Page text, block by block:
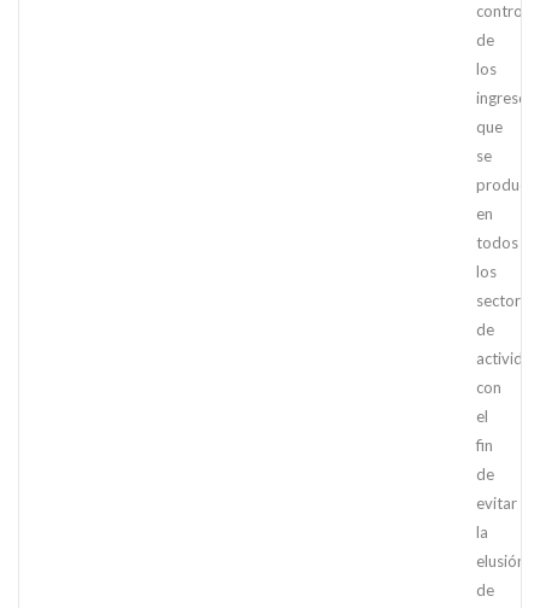
control
de
los
ingresos
que
se
en
todos
los
sectores
de
con
el
fin
de
evitar
la
elusión
de